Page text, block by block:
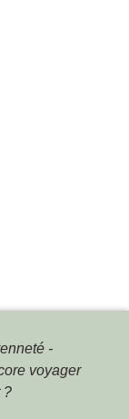
-
voyager
?